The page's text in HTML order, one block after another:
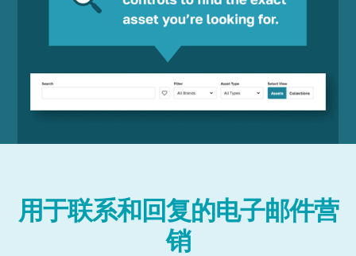
用于联系和回复的电子邮件营
销